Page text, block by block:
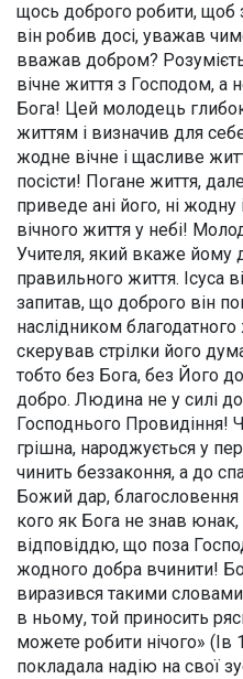
щось доброго робити, щоб
він робив досі, уважав
вважав добром?
вічне життя з Господом, а
Бога! Цей молодець
життям і визначив для
жодне вічне і щасливе
посісти! Погане життя,
приведе ані його, ні
вічного життя у небі!
Учителя, який вкаже йому
правильного життя. Ісуса
запитав, що доброго він
наслідником благодатного
скерував стрілки його
тобто без Бога, без Його
добро. Людина не у силі
Господнього
грішна, народжується у
чинить беззаконня, а до
Божий дар,
кого як Бога не знав
відповіддю, що поза
жодного добра вчинити!
виразився такими
в ньому, той приносить
можете робити нічого»
покладала надію на свої